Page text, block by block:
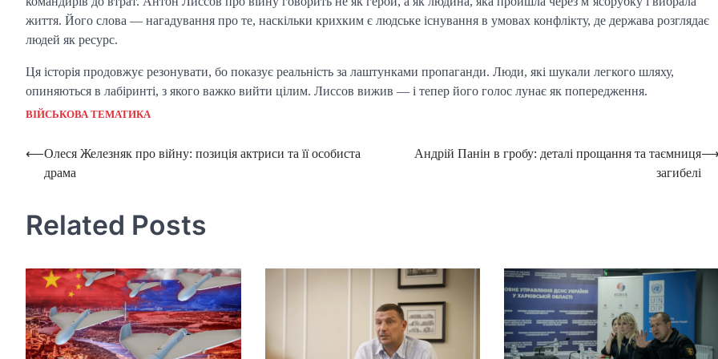
життя. Його слова — нагадування про те, наскільки крихким є людське існування в умовах конфлікту, де держава розглядає
людей як ресурс.
Ця історія продовжує резонувати, бо показує реальність за лаштунками пропаганди. Люди, які шукали легкого шляху,
опиняються в лабіринті, з якого важко вийти цілим. Лиссов вижив — і тепер його голос лунає як попередження.
ВІЙСЬКОВА ТЕМАТИКА
Post
navigation
⟵Олеся Железняк про війну: позиція актриси та її особиста
драма
Андрій Панін в гробу: деталі прощання та таємниця
загибелі
Related Posts